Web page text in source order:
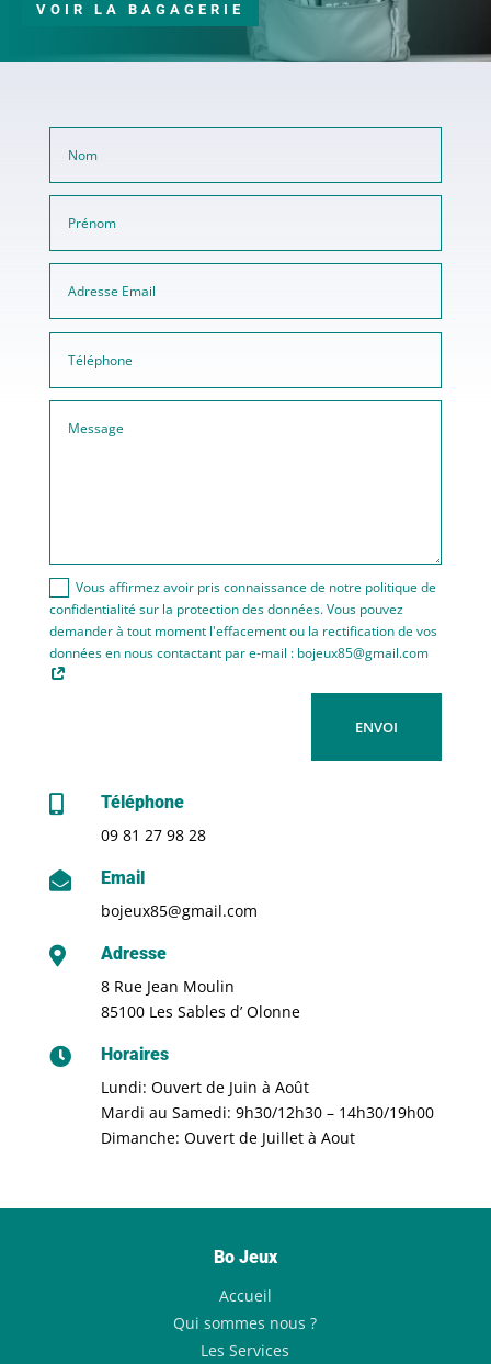
VOIR LA BAGAGERIE
Vous affirmez avoir pris connaissance de notre politique de
confidentialité sur la protection des données. Vous pouvez
demander à tout moment l'effacement ou la rectification de vos
données en nous contactant par e-mail : bojeux85@gmail.com
ENVOI

Téléphone
09 81 27 98 28

Email
bojeux85@gmail.com

Adresse
8 Rue Jean Moulin
85100 Les Sables d’ Olonne

Horaires
Lundi: Ouvert de Juin à Août
Mardi au Samedi: 9h30/12h30 – 14h30/19h00
Dimanche: Ouvert de Juillet à Aout
Bo Jeux
Accueil
Qui sommes nous ?
Les Services